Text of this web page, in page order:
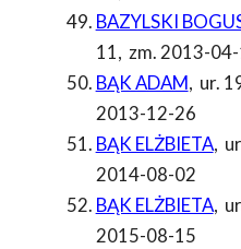
BAZYLSKI
11, zm. 2013-
BĄK ADAM, ur.
2013-12-26
BĄK ELŻBIETA,
2014-08-02
BĄK ELŻBIETA,
2015-08-15